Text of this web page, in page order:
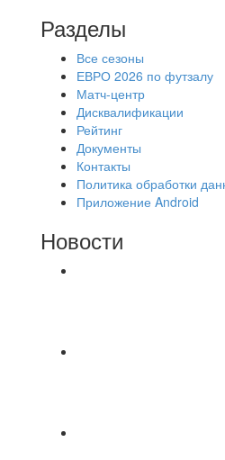
Разделы
Все сезоны
ЕВРО 2026 по футзалу
Матч-центр
Дисквалификации
Рейтинг
Документы
Контакты
Политика обработки
Приложение Android
Новости